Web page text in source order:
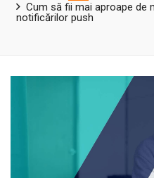
Cum să fii mai aproape de
notificărilor push